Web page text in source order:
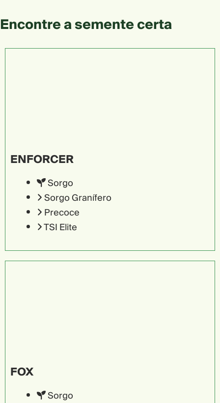
Encontre a semente certa
ENFORCER
Sorgo
Sorgo Granífero
Precoce
TSI Elite
FOX
Sorgo